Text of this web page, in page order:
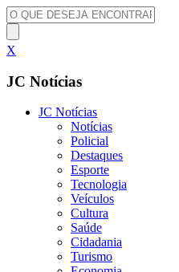
X
JC Notícias
JC Notícias
Notícias
Policial
Destaques
Esporte
Tecnologia
Veículos
Cultura
Saúde
Cidadania
Turismo